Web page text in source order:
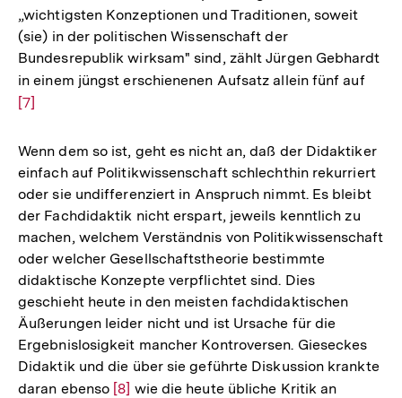
„wichtigsten Konzeptionen und Traditionen, soweit
(sie) in der politischen Wissenschaft der
Bundesrepublik wirksam" sind, zählt Jürgen Gebhardt
in einem jüngst erschienenen Aufsatz allein fünf aufZur
[7]
Wenn dem so ist, geht es nicht an, daß der Didaktiker
einfach auf Politikwissenschaft schlechthin rekurriert
oder sie undifferenziert in Anspruch nimmt. Es bleibt
der Fachdidaktik nicht erspart, jeweils kenntlich zu
machen, welchem Verständnis von Politikwissenschaft
oder welcher Gesellschaftstheorie bestimmte
didaktische Konzepte verpflichtet sind. Dies
geschieht heute in den meisten fachdidaktischen
Äußerungen leider nicht und ist Ursache für die
Ergebnislosigkeit mancher Kontroversen. Gieseckes
Didaktik und die über sie geführte Diskussion krankte
daran ebenso Zur
[8] wie die heute übliche Kritik an